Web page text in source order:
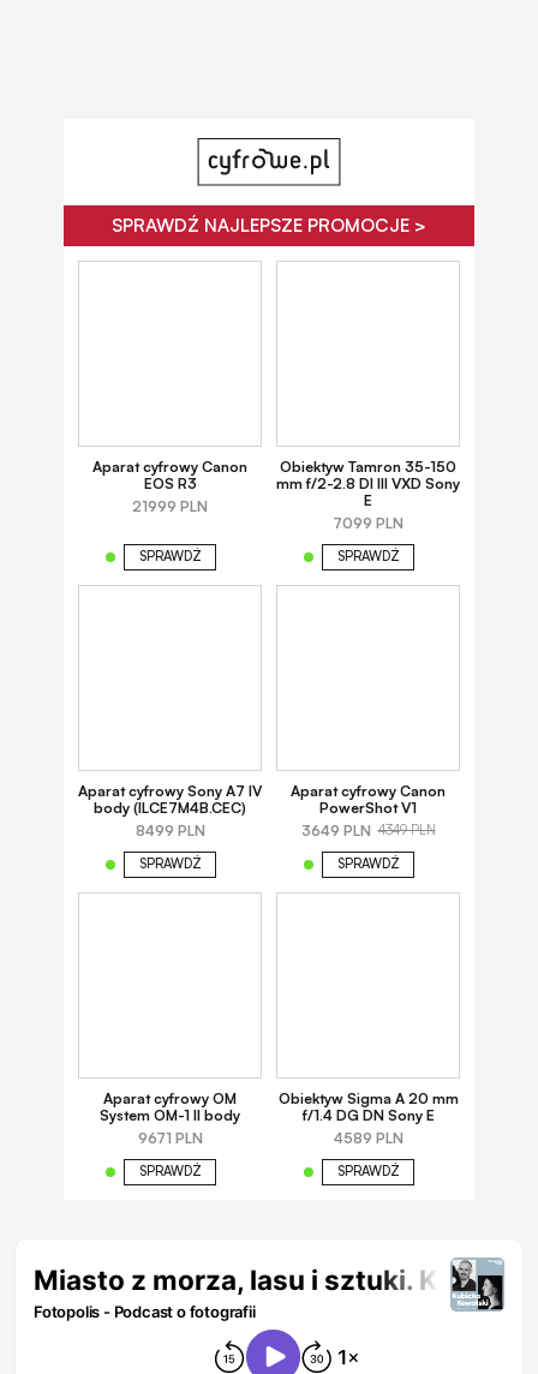
SPRAWDŹ NAJLEPSZE PROMOCJE >
Aparat cyfrowy Canon
EOS R3
21999 PLN
SPRAWDŹ
Obiektyw Tamron 35-150
mm f/2-2.8 DI III VXD Sony
E
7099 PLN
SPRAWDŹ
Aparat cyfrowy Sony A7 IV
body (ILCE7M4B.CEC)
8499 PLN
SPRAWDŹ
Aparat cyfrowy Canon
PowerShot V1
3649 PLN 4349 PLN
SPRAWDŹ
Aparat cyfrowy OM
System OM-1 II body
9671 PLN
SPRAWDŹ
Obiektyw Sigma A 20 mm
f/1.4 DG DN Sony E
4589 PLN
SPRAWDŹ